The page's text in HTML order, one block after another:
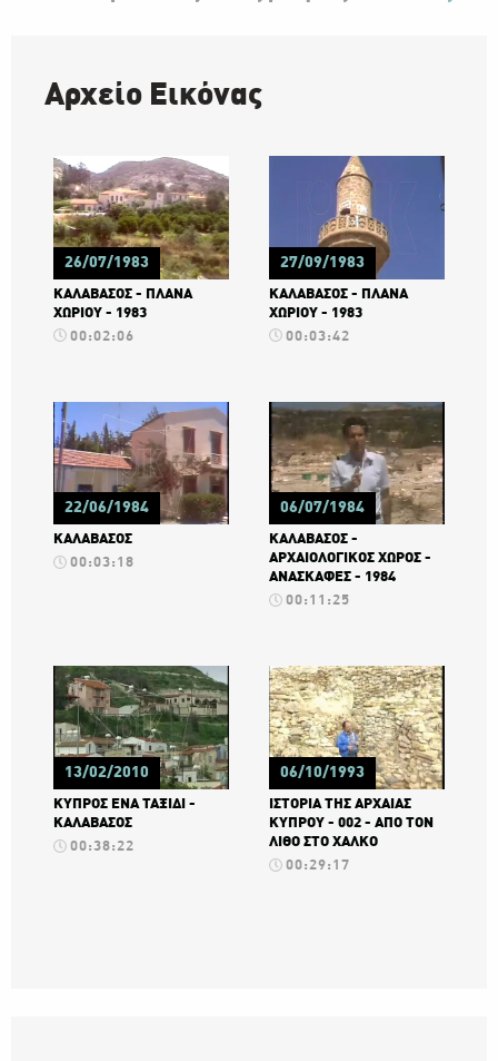
Αρχείο Eικόνας
26/07/1983
ΚΑΛΑΒΑΣΟΣ - ΠΛΑΝΑ
ΧΩΡΙΟΥ - 1983
00:02:06
27/09/1983
ΚΑΛΑΒΑΣΟΣ - ΠΛΑΝΑ
ΧΩΡΙΟΥ - 1983
00:03:42
22/06/1984
ΚΑΛΑΒΑΣΟΣ
00:03:18
06/07/1984
ΚΑΛΑΒΑΣΟΣ -
ΑΡΧΑΙΟΛΟΓΙΚΟΣ ΧΩΡΟΣ -
ΑΝΑΣΚΑΦΕΣ - 1984
00:11:25
13/02/2010
ΚΥΠΡΟΣ ΕΝΑ ΤΑΞΙΔΙ -
ΚΑΛΑΒΑΣΟΣ
00:38:22
06/10/1993
ΙΣΤΟΡΙΑ ΤΗΣ ΑΡΧΑΙΑΣ
ΚΥΠΡΟΥ - 002 - ΑΠΟ ΤΟΝ
ΛΙΘΟ ΣΤΟ ΧΑΛΚΟ
00:29:17